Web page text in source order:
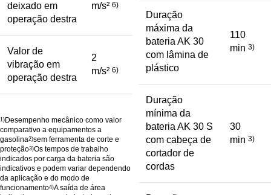
deixado em
operação destra
m/s² 6)
Valor de
vibração em
operação destra
2
m/s² 6)
1) Desempenho mecânico como valor
comparativo a equipamentos a
gasolina2)sem ferramenta de corte e
proteção3)Os tempos de trabalho
indicados por carga da bateria são
indicativos e podem variar dependendo
da aplicação e do modo de
funcionamento4)A saída de área
Duração
máxima da
bateria AK 30
com lâmina de
plástico
110
min 3)
Duração
mínima da
bateria AK 30 S
com cabeça de
cortador de
cordas
30
min 3)